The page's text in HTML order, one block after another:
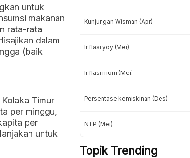
untuk
makanan
rata-rata
dalam
(baik
Timur
per minggu,
per
untuk
Kunjungan Wisman (Apr)
Inflasi yoy (Mei)
Inflasi mom (Mei)
Persentase kemiskinan (Des)
NTP (Mei)
Topik Trending